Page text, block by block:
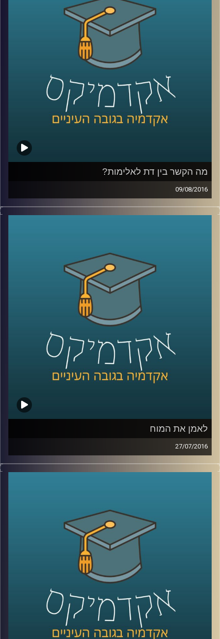
מערביות, עבריות, ערביות-פלסטיניות-מקומיות
וההשפעות הרבות שיש לתמונת המצב
המורכבת הזו ולאופן בה היא מתעודת. הרבה
שאלות של ביצה ותרנגולת, תרבות ואמנות,
קולוניאליזם ואותנטיות.
קרדיט תמונות:AudioVersity
מה הקשר בין דת לאלימות?
09/08/2016
דוקטור סיון הירש הפלר חוקרת את הקשר שבין
לפעילות אלימה? ההשפעה של פעילות אלימה
לא חלה רק על האינדיבידואל – החשיפה
לאלימות מתמשכת במסגרת סכסוכים משפיעה
באופנים שונים על העמדות הפוליטיות של
הצדדים לסכסוך.
קרדיט תמונות: AudioVersity
לאמן את המוח
27/07/2016
דוקטור אלכס בכר-פוקס מספר על סוגי
התערבות: שיקומית, מגרה והתערבות מסוג
אימון קוגנטיבי. מה הקשר של כל אלה לחוש
הריח? כנראה שתגלו אם תשתמשו בחוש
AudioVersity